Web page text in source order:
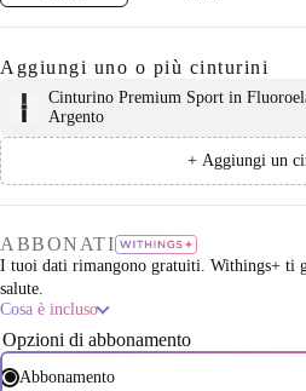
Aggiungi uno o più cinturini
Cinturino Premium Sport in
Argento
+ Aggiungi un
ABBONATI
I tuoi dati rimangono gratuiti. Withings+ ti
salute.
Cosa è incluso
Opzioni di abbonamento
Abbonamento